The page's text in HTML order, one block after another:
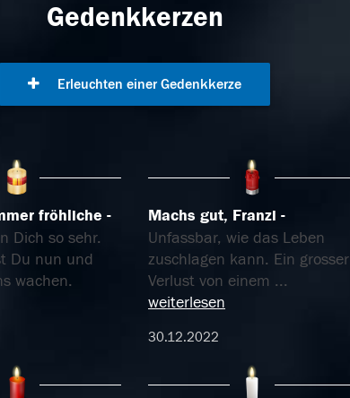
Gedenkkerzen
Erleuchten einer Gedenkkerze
fröhliche
Dich so sehr.
Du nun und
wachen.
Machs gut, Franzi
Unfassbar, wie das Leben
zuschlagen kann. Ein grosser
Verlust von einem ...
weiterlesen
30.12.2022